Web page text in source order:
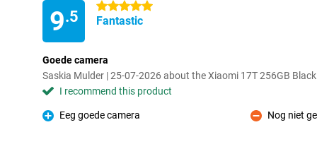
9.5
5 stars
Fantastic
Goede camera
Saskia Mulder | 25-07-2026 about the Xiaomi 17T 256GB Black
I recommend this product
Pro
Eeg goede camera
Con
Nog niet